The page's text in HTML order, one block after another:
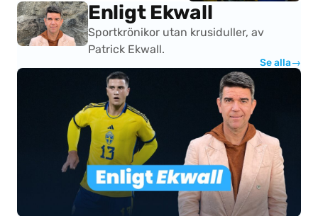
Enligt Ekwall
Sportkrönikor utan krusiduller, av
Patrick Ekwall.
Se alla→